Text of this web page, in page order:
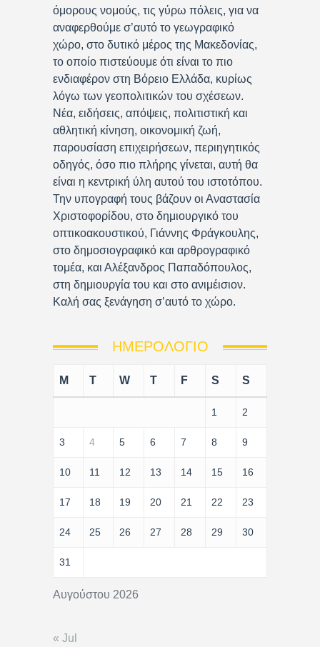
όμορους νομούς, τις γύρω πόλεις, για να
αναφερθούμε σ’αυτό το γεωγραφικό
χώρο, στο δυτικό μέρος της Μακεδονίας,
το οποίο πιστεύουμε ότι είναι το πιο
ενδιαφέρον στη Βόρειο Ελλάδα, κυρίως
λόγω των γεοπολιτικών του σχέσεων.
Νέα, ειδήσεις, απόψεις, πολιτιστική και
αθλητική κίνηση, οικονομική ζωή,
παρουσίαση επιχειρήσεων, περιηγητικός
οδηγός, όσο πιο πλήρης γίνεται, αυτή θα
είναι η κεντρική ύλη αυτού του ιστοτόπου.
Την υπογραφή τους βάζουν οι Αναστασία
Χριστοφορίδου, στο δημιουργικό του
οπτικοακουστικού, Γιάννης Φράγκουλης,
στο δημοσιογραφικό και αρθρογραφικό
τομέα, και Αλέξανδρος Παπαδόπουλος,
στη δημιουργία του και στο ανιμέισιον.
Καλή σας ξενάγηση σ’αυτό το χώρο.
ΗΜΕΡΟΛΌΓΙΟ
Αυγούστου 2026
M T W T F S S
1 2
3 4 5 6 7 8 9
10 11 12 13 14 15 16
17 18 19 20 21 22 23
24 25 26 27 28 29 30
31
« Jul